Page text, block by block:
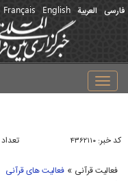
فارسی العربیة English
Français
Toggle
navigation
کد خبر: ۴۳۶۲۱۱۰
فعالیت قرآنی » فعالیت های قرآنی